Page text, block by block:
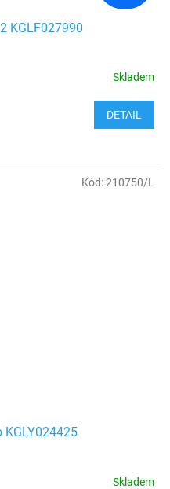
KGLF027990
Skladem
DETAIL
KGLY024425
Skladem
Kód:210750/L